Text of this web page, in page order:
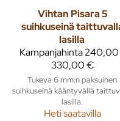
Vihtan Pisara 5
suihkuseinä
lasilla
Kampanjahinta
330,00 €
Tukeva 6 mm:n paksuinen
suihkuseinä kääntyvällä
lasilla.
Heti saatavilla